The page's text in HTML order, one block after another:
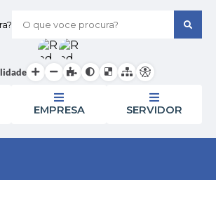
EMPRESA SERVIDOR